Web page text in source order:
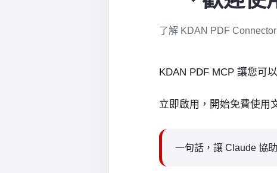
了解 KDAN PDF
KDAN PDF MCP 讓您可
立即啟用，開始免費使用
一句話，讓 Claude 協